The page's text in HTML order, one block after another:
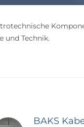
und Technik.
BAKS